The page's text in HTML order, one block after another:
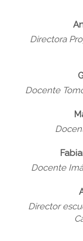
Directora
Docente
Docente
Director